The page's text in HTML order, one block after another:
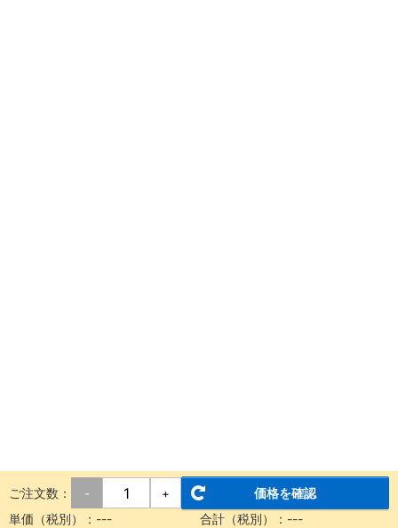
ご注文数： - +
価格を確認
単価（税別）： --- 合計（税別）： ---